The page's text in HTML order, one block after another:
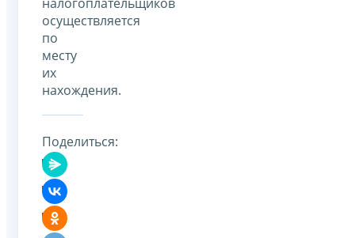
осуществляется
по
месту
их
нахождения.
Поделиться: